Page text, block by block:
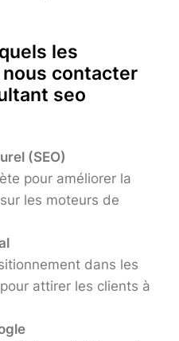
les
contacter
seo
(SEO)
pour améliorer la
les moteurs de
dans les
attirer les clients à